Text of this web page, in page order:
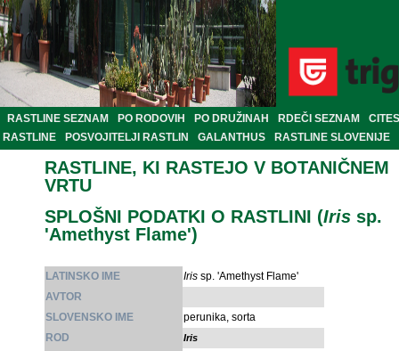
RASTLINE SEZNAM PO RODOVIH PO DRUŽINAH RDEČI SEZNAM
CITES
RASTLINE
POSVOJITELJI RASTLIN GALANTHUS RASTLINE SLOVENIJE
RASTLINE, KI RASTEJO V BOTANIČNEM
VRTU
SPLOŠNI PODATKI O RASTLINI (Iris sp.
'Amethyst Flame')
LATINSKO IME Iris sp. 'Amethyst Flame'
AVTOR
SLOVENSKO IME
perunika, sorta
ROD
Iris